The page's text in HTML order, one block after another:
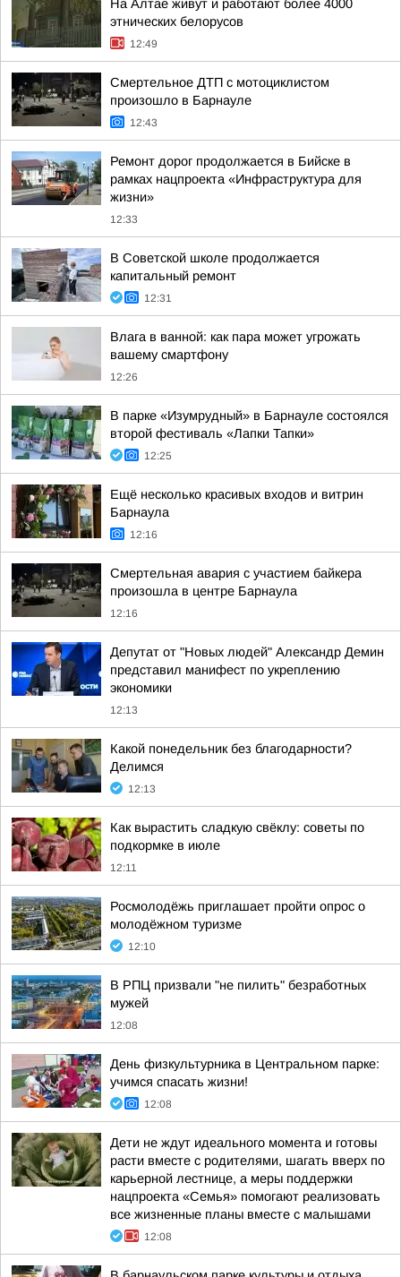
На Алтае живут и работают более 4000
этнических белорусов
12:49
Смертельное ДТП с мотоциклистом
произошло в Барнауле
12:43
Ремонт дорог продолжается в Бийске в
рамках нацпроекта «Инфраструктура для
жизни»
12:33
В Советской школе продолжается
капитальный ремонт
12:31
Влага в ванной: как пара может угрожать
вашему смартфону
12:26
В парке «Изумрудный» в Барнауле состоялся
второй фестиваль «Лапки Тапки»
12:25
Ещё несколько красивых входов и витрин
Барнаула
12:16
Смертельная авария с участием байкера
произошла в центре Барнаула
12:16
Депутат от "Новых людей" Александр Демин
представил манифест по укреплению
экономики
12:13
Какой понедельник без благодарности?
Делимся
12:13
Как вырастить сладкую свёклу: советы по
подкормке в июле
12:11
Росмолодёжь приглашает пройти опрос о
молодёжном туризме
12:10
В РПЦ призвали "не пилить" безработных
мужей
12:08
День физкультурника в Центральном парке:
учимся спасать жизни!
12:08
Дети не ждут идеального момента и готовы
расти вместе с родителями, шагать вверх по
карьерной лестнице, а меры поддержки
нацпроекта «Семья» помогают реализовать
все жизненные планы вместе с малышами
12:08